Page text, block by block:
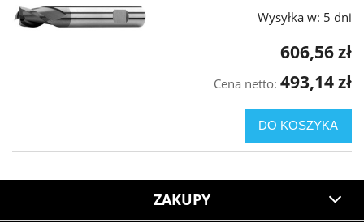
Wysyłka w: 5 dni
606,56 zł
Cena netto: 493,14 zł
DO KOSZYKA
ZAKUPY